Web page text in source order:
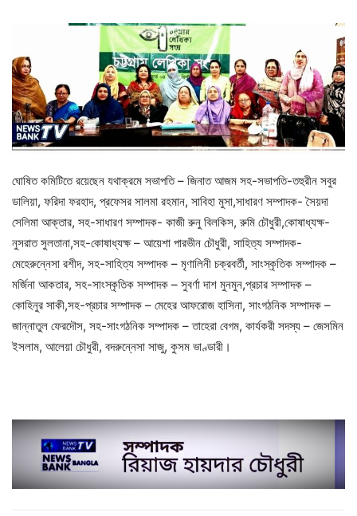
ঘোষিত কমিটিতে রয়েছেন যথাক্রমে সভাপতি – জিনাত আজম সহ-সভাপতি-তহুরীন সবুর
ডালিয়া, ফরিদা ফরহাদ, প্রফেসর সালমা রহমান, সাবিহা মুসা,‌সাধারণ সম্পাদক- সৈয়দা
সেলিমা আক্তার, সহ-সাধারণ সম্পাদক- কাজী রুনু বিলকিস, রুমি চৌধুরী,কোষাধ্যক্ষ-
নুসরাত সুলতানা,সহ-কোষাধ্যক্ষ – আয়েশা পারভীন চৌধুরী, সাহিত্য সম্পাদক-
মেহেরুন্নেসা রশীদ, সহ-সাহিত্য সম্পাদক – মৃণালিনী চক্রবর্তী, সাংস্কৃতিক সম্পাদক –
মর্জিনা আকতার, সহ-সাংস্কৃতিক সম্পাদক – সুবর্ণা দাশ মুনমুন,প্রচার সম্পাদক –
কোহিনুর সাকী,সহ-প্রচার সম্পাদক – মেহের আফরোজ হাসিনা, সাংগঠনিক সম্পাদক –
জান্নাতুল ফেরদৌস, সহ-সাংগঠনিক সম্পাদক – তাহেরা বেগম, কার্যকরী সদস্য – জেসমিন
ইসলাম, আলেয়া চৌধুরী, বদরুন্নেসা সাজু, কুসম ভাণ্ডারী।